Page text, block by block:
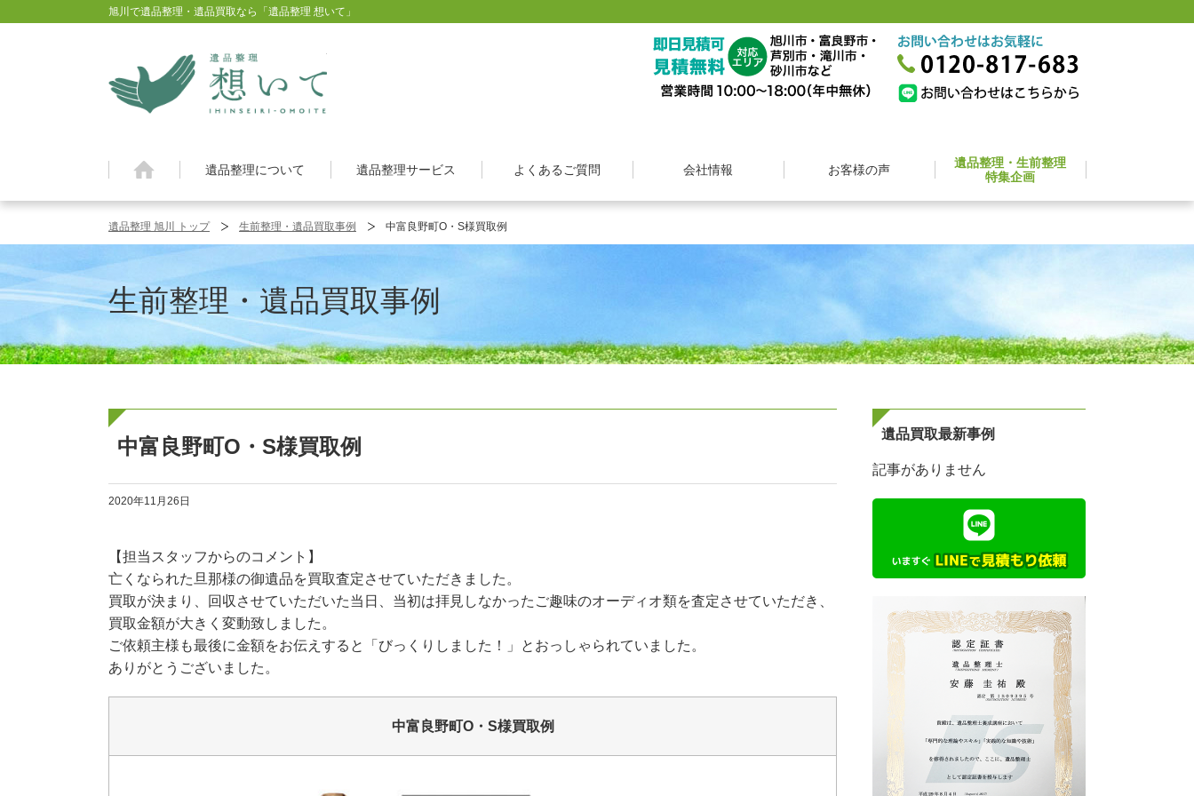
旭川で遺品整理・遺品買取なら「遺品整理 想いて」
遺品整理について 遺品整理サービス よくあるご質問 会社情報 お客様の声
遺品整理・生前整理
特集企画
遺品整理 旭川 トップ 生前整理・遺品買取事例 中富良野町O・S様買取例
生前整理・遺品買取事例
中富良野町O・S様買取例
2020年11月26日
【担当スタッフからのコメント】
亡くなられた旦那様の御遺品を買取査定させていただきました。
買取が決まり、回収させていただいた当日、当初は拝見しなかったご趣味のオーディオ類を査定させていただき、
買取金額が大きく変動致しました。
ご依頼主様も最後に金額をお伝えすると「びっくりしました！」とおっしゃられていました。
ありがとうございました。
中富良野町O・S様買取例
遺品買取最新事例
記事がありません